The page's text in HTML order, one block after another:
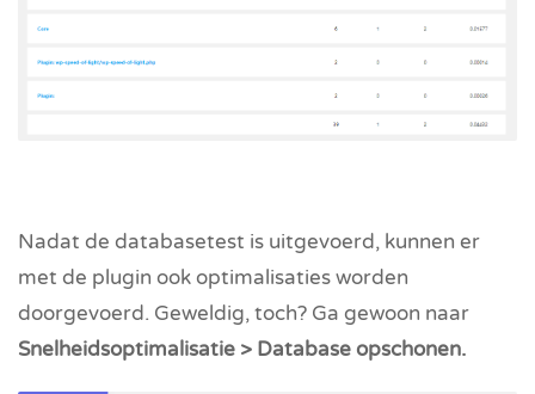
Nadat de databasetest is uitgevoerd, kunnen er
met de plugin ook optimalisaties worden
doorgevoerd. Geweldig, toch? Ga gewoon naar
Snelheidsoptimalisatie > Database opschonen.